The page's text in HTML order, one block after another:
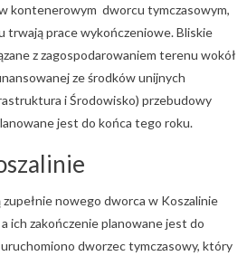
kontenerowym dworcu tymczasowym,
trwają prace wykończeniowe. Bliskie
z zagospodarowaniem terenu wokół
ze środków unijnych
i Środowisko) przebudowy
jest do końca tego roku.
zupełnie nowego dworca w Koszalinie
ich zakończenie planowane jest do
dworzec tymczasowy, który